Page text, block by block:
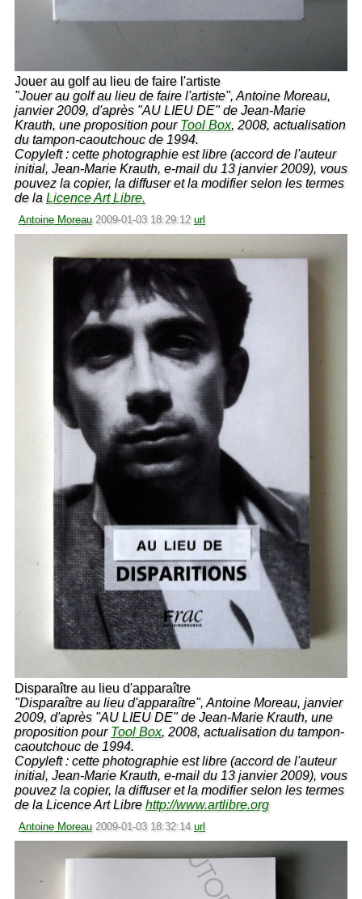
Jouer au golf au lieu de faire l'artiste
"Jouer au golf au lieu de faire l'artiste", Antoine Moreau,
janvier 2009, d'après "AU LIEU DE" de Jean-Marie
Krauth, une proposition pour Tool Box, 2008, actualisation
du tampon-caoutchouc de 1994.
Copyleft : cette photographie est libre (accord de l'auteur
initial, Jean-Marie Krauth, e-mail du 13 janvier 2009), vous
pouvez la copier, la diffuser et la modifier selon les termes
de laLicence Art Libre.
Antoine Moreau 2009-01-03 18:29:12 url
Disparaître au lieu d'apparaître
"Disparaître au lieu d'apparaître", Antoine Moreau, janvier
2009, d'après "AU LIEU DE" de Jean-Marie Krauth, une
proposition pour Tool Box, 2008, actualisation du tampon-
caoutchouc de 1994.
Copyleft : cette photographie est libre (accord de l'auteur
initial, Jean-Marie Krauth, e-mail du 13 janvier 2009), vous
pouvez la copier, la diffuser et la modifier selon les termes
de la Licence Art Librehttp://www.artlibre.org
Antoine Moreau 2009-01-03 18:32:14 url